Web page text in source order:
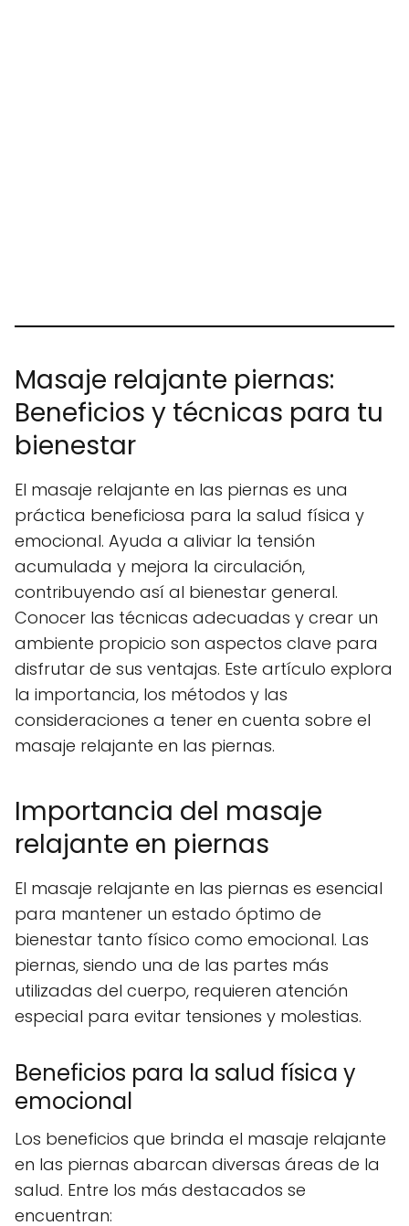
Masaje relajante piernas:
Beneficios y técnicas para tu
bienestar
El masaje relajante en las piernas es una
práctica beneficiosa para la salud física y
emocional. Ayuda a aliviar la tensión
acumulada y mejora la circulación,
contribuyendo así al bienestar general.
Conocer las técnicas adecuadas y crear un
ambiente propicio son aspectos clave para
disfrutar de sus ventajas. Este artículo explora
la importancia, los métodos y las
consideraciones a tener en cuenta sobre el
masaje relajante en las piernas.
Importancia del masaje
relajante en piernas
El masaje relajante en las piernas es esencial
para mantener un estado óptimo de
bienestar tanto físico como emocional. Las
piernas, siendo una de las partes más
utilizadas del cuerpo, requieren atención
especial para evitar tensiones y molestias.
Beneficios para la salud física y
emocional
Los beneficios que brinda el masaje relajante
en las piernas abarcan diversas áreas de la
salud. Entre los más destacados se
encuentran: